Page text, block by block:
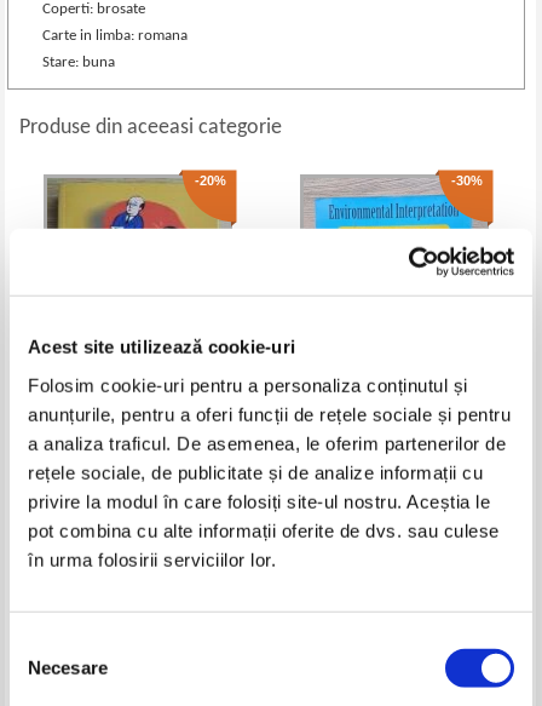
Acest site utilizează cookie-uri
Folosim cookie-uri pentru a personaliza conținutul și
anunțurile, pentru a oferi funcții de rețele sociale și pentru
a analiza traficul. De asemenea, le oferim partenerilor de
rețele sociale, de publicitate și de analize informații cu
privire la modul în care folosiți site-ul nostru. Aceștia le
pot combina cu alte informații oferite de dvs. sau culese
în urma folosirii serviciilor lor.
consimțământului
Necesare
Coperti: brosate
Carte in limba: romana
Stare: buna
Produse din aceeasi categorie
-20%
Jean Cottraux - Terapiile
26,00Lei 20,80
Adaugă în coș
-30%
Sam H. Ham - Environmental
Interpretation. A practical guide
for people with big ideas and
small budgets
Lei
Adaugă în coș